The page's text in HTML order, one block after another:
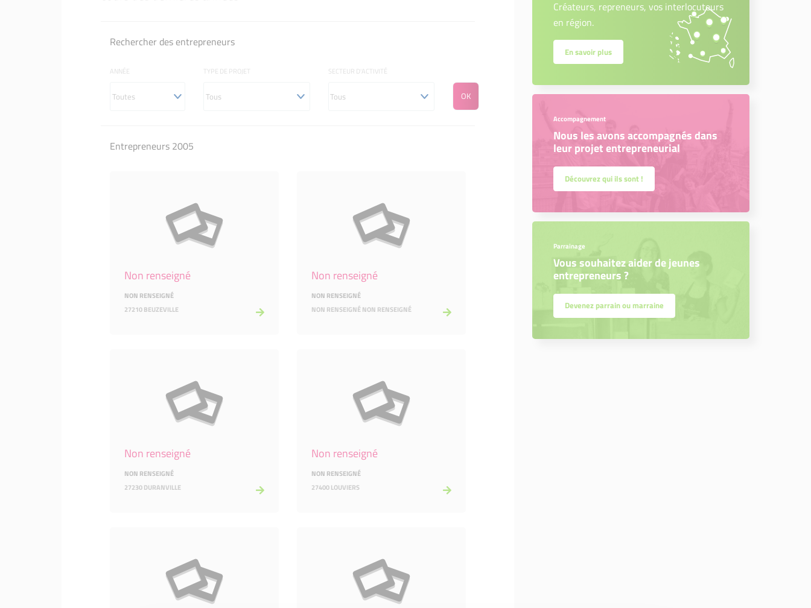
Rechercher des entrepreneurs
ANNÉE TYPE DE PROJET SECTEUR D'ACTIVITÉ
Entrepreneurs 2005
Non renseigné
NON RENSEIGNÉ
27210 BEUZEVILLE
Non renseigné
NON RENSEIGNÉ
NON RENSEIGNÉ NON RENSEIGNÉ
Non renseigné
NON RENSEIGNÉ
27230 DURANVILLE
Non renseigné
NON RENSEIGNÉ
27400 LOUVIERS
Créateurs, repreneurs, vos interlocuteurs
en région.
En savoir plus
Accompagnement
Nous les avons accompagnés dans
leur projet entrepreneurial
Découvrez qui ils sont !
Parrainage
Vous souhaitez aider de jeunes
entrepreneurs ?
Devenez parrain ou marraine